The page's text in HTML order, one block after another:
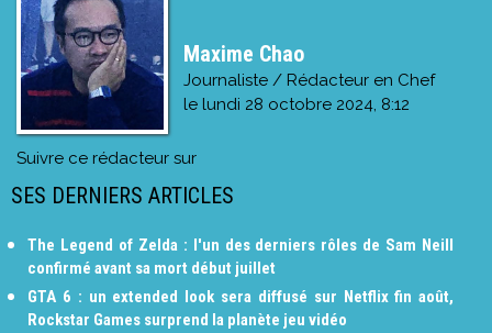
Maxime Chao
Journaliste / Rédacteur en Chef
le lundi 28 octobre 2024, 8:12
Suivre ce rédacteur sur
SES DERNIERS ARTICLES
The Legend of Zelda : l'un des derniers rôles de Sam Neill
confirmé avant sa mort début juillet
GTA 6 : un extended look sera diffusé sur Netflix fin août,
Rockstar Games surprend la planète jeu vidéo